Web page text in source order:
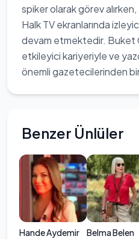
spiker olarak görev
Halk TV ekranlarında
devam etmektedir. Buket
etkileyici kariyeriyle ve
önemli gazetecilerinden
Benzer Ünlüler
Hande Aydemir Belma Belen